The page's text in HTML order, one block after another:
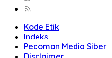
Kode Etik
Indeks
Pedoman Media Siber
Disclaimer